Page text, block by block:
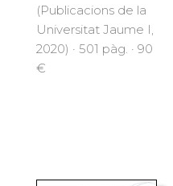
(Publicacions de la
Universitat Jaume I,
2020) · 501 pàg. · 90
€